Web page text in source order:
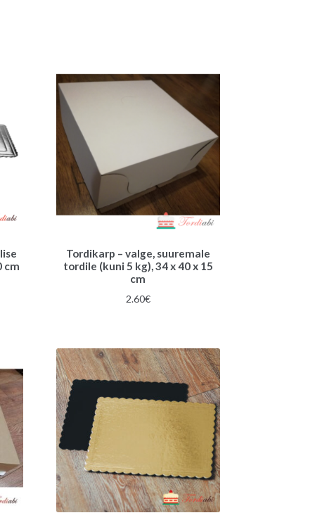
e
cm
Tordikarp – valge, suuremale
tordile (kuni 5 kg), 34 x 40 x 15
cm
2.60€